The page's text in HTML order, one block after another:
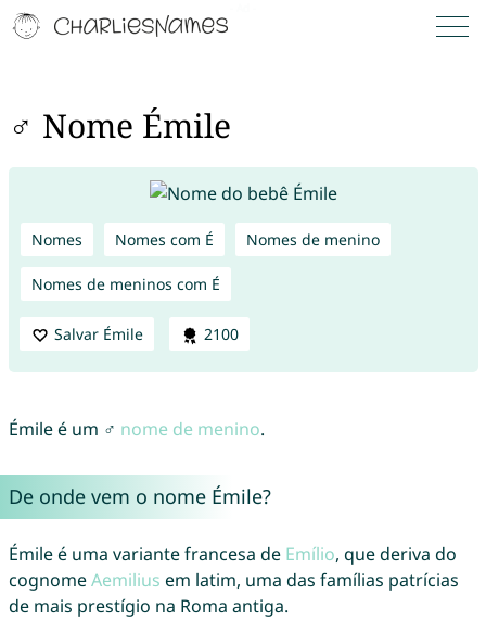
♂ Nome Émile
Nomes Nomes com É Nomes de menino
Nomes de meninos com É
Salvar Émile 2100
Émile é um ♂ nome de menino.
De onde vem o nome Émile?
Émile é uma variante francesa de Emílio, que deriva do
cognomeAemilius em latim, uma das famílias patrícias
de mais prestígio na Roma antiga.